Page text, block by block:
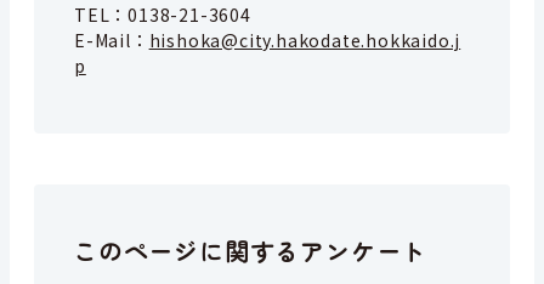
TEL：0138-21-3604
E-Mail： hishoka@city.hakodate.hokkaido.j
p
このページに関するアンケート